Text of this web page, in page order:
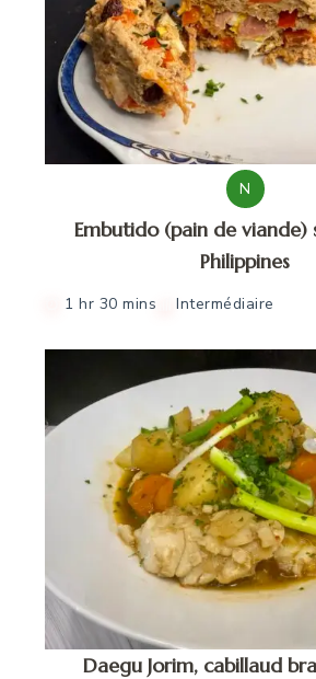
N
Embutido (pain de viande)
Philippines
1 hr 30 mins Intermédiaire
Daegu Jorim, cabillaud